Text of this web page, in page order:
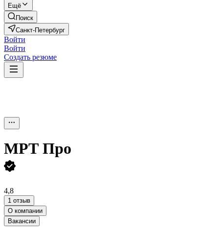
Ещё
Поиск
Санкт-Петербург
Войти
Войти
Создать резюме
МРТ Про
4,8
1 отзыв
О компании
Вакансии